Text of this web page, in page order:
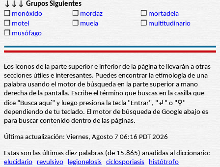
↓↓↓ Grupos Siguientes
❒ monóxido ❒ mordaz ❒ mortadela
❒ motel ❒ muela ❒ multitudinario
❒ musófago
Los iconos de la parte superior e inferior de la página te llevarán a otras
secciones útiles e interesantes. Puedes encontrar la etimología de una
palabra usando el motor de búsqueda en la parte superior a mano
derecha de la pantalla. Escribe el término que buscas en la casilla que
dice “Busca aquí” y luego presiona la tecla "Entrar", "↲" o "⚲"
dependiendo de tu teclado. El motor de búsqueda de Google abajo es
para buscar contenido dentro de las páginas.
Última actualización: Viernes, Agosto 7 06:16 PDT 2026
Estas son las últimas diez palabras (de 15.865) añadidas al diccionario:
elucidario
revulsivo legionelosis ciclosporiasis
histótrofo